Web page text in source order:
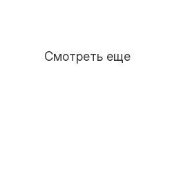
Смотреть еще